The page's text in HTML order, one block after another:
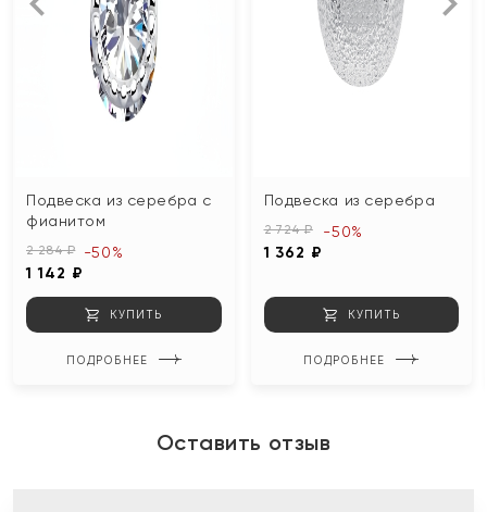
Подвеска из серебра с
фианитом
2 284 ₽
1 142 ₽
-50%
КУПИТЬ
ПОДРОБНЕЕ
Подвеска из серебра
2 724 ₽
1 362 ₽
-50%
КУПИТЬ
ПОДРОБНЕЕ
Оставить отзыв